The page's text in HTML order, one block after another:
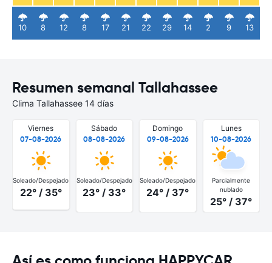
10 8 12 8 17 21 22 29 14 2 9 13
Resumen semanal Tallahassee
Clima Tallahassee 14 días
Viernes
07-08-2026
Soleado/Despejado
22° / 35°
Sábado
08-08-2026
Soleado/Despejado
23° / 33°
Domingo
09-08-2026
Soleado/Despejado
24° / 37°
Lunes
10-08-2026
Parcialmente
nublado
25° / 37°